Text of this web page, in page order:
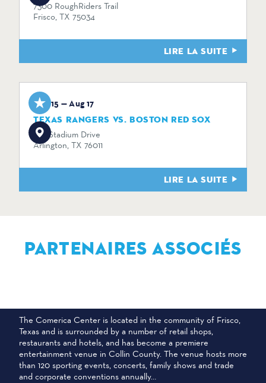
7300 RoughRiders Trail
Frisco, TX 75034
LIRE LA SUITE
Aug 15 — Aug 17
TEXAS RANGERS VS. BOSTON RED SOX
734 Stadium Drive
Arlington, TX 76011
LIRE LA SUITE
PARTENAIRES ASSOCIÉS
The Comerica Center is located in the community of Frisco,
Texas and is surrounded by a number of retail shops,
restaurants and hotels, and has become a premiere
entertainment venue in Collin County. The venue hosts more
than 120 sporting events, concerts, family shows and trade
and corporate conventions annually…